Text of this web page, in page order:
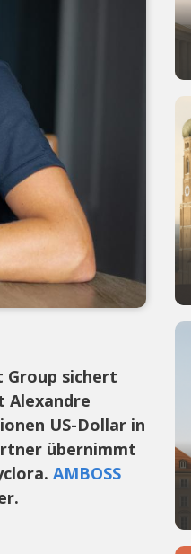
Group sichert
Alexandre
US-Dollar in
übernimmt
AMBOSS